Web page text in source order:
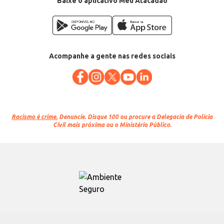
Acompanhe a gente nas redes sociais
Racismo é crime. Denuncie. Disque 100 ou procure a Delegacia de Polícia
Civil mais próxima ou o Ministério Público.